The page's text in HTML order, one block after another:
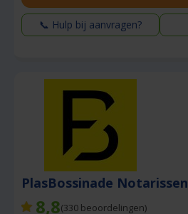
📞 Hulp bij aanvragen?
PlasBossinade Notarissen
8,8(330 beoordelingen)